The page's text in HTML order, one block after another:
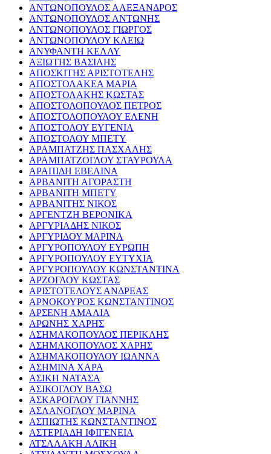
ΑΝΤΩΝΟΠΟΥΛΟΣ ΑΛΕΞΑΝΔΡΟΣ
ΑΝΤΩΝΟΠΟΥΛΟΣ ΑΝΤΩΝΗΣ
ΑΝΤΩΝΟΠΟΥΛΟΣ ΓΙΩΡΓΟΣ
ΑΝΤΩΝΟΠΟΥΛΟΥ ΚΛΕΙΩ
ΑΝΥΦΑΝΤΗ ΚΕΛΛΥ
ΑΞΙΩΤΗΣ ΒΑΣΙΛΗΣ
ΑΠΟΣΚΙΤΗΣ ΑΡΙΣΤΟΤΕΛΗΣ
ΑΠΟΣΤΟΛΑΚΕΑ ΜΑΡΙΑ
ΑΠΟΣΤΟΛΑΚΗΣ ΚΩΣΤΑΣ
ΑΠΟΣΤΟΛΟΠΟΥΛΟΣ ΠΕΤΡΟΣ
ΑΠΟΣΤΟΛΟΠΟΥΛΟΥ ΕΛΕΝΗ
ΑΠΟΣΤΟΛΟΥ ΕΥΓΕΝΙΑ
ΑΠΟΣΤΟΛΟΥ ΜΠΕΤΥ
ΑΡΑΜΠΑΤΖΗΣ ΠΑΣΧΑΛΗΣ
ΑΡΑΜΠΑΤΖΟΓΛΟΥ ΣΤΑΥΡΟΥΛΑ
ΑΡΑΠΙΔΗ ΕΒΕΛΙΝΑ
ΑΡΒΑΝΙΤΗ ΑΓΟΡΑΣΤΗ
ΑΡΒΑΝΙΤΗ ΜΠΕΤΥ
ΑΡΒΑΝΙΤΗΣ ΝΙΚΟΣ
ΑΡΓΕΝΤΖΗ ΒΕΡΟΝΙΚΑ
ΑΡΓΥΡΙΑΔΗΣ ΝΙΚΟΣ
ΑΡΓΥΡΙΔΟΥ ΜΑΡΙΝΑ
ΑΡΓΥΡΟΠΟΥΛΟΥ ΕΥΡΩΠΗ
ΑΡΓΥΡΟΠΟΥΛΟΥ ΕΥΤΥΧΙΑ
ΑΡΓΥΡΟΠΟΥΛΟΥ ΚΩΝΣΤΑΝΤΙΝΑ
ΑΡΖΟΓΛΟΥ ΚΩΣΤΑΣ
ΑΡΙΣΤΟΤΕΛΟΥΣ ΑΝΔΡΕΑΣ
ΑΡΝΟΚΟΥΡΟΣ ΚΩΝΣΤΑΝΤΙΝΟΣ
ΑΡΣΕΝΗ ΑΜΑΛΙΑ
ΑΡΩΝΗΣ ΧΑΡΗΣ
ΑΣΗΜΑΚΟΠΟΥΛΟΣ ΠΕΡΙΚΛΗΣ
ΑΣΗΜΑΚΟΠΟΥΛΟΣ ΧΑΡΗΣ
ΑΣΗΜΑΚΟΠΟΥΛΟΥ ΙΩΑΝΝΑ
ΑΣΗΜΙΝΑ ΧΑΡΑ
ΑΣΙΚΗ ΝΑΤΑΣΑ
ΑΣΙΚΟΓΛΟΥ ΒΑΣΩ
ΑΣΚΑΡΟΓΛΟΥ ΓΙΑΝΝΗΣ
ΑΣΛΑΝΟΓΛΟΥ ΜΑΡΙΝΑ
ΑΣΠΙΩΤΗΣ ΚΩΝΣΤΑΝΤΙΝΟΣ
ΑΣΤΕΡΙΑΔΗ ΙΦΙΓΕΝΕΙΑ
ΑΤΣΑΛΑΚΗ ΑΛΙΚΗ